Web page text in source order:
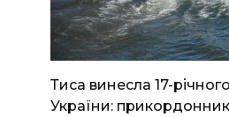
Тиса винесла 17-
України: